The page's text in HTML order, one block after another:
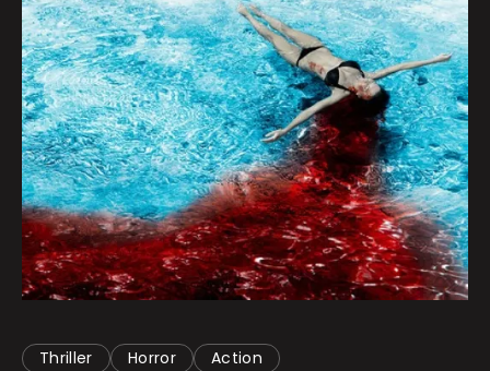
Thriller Horror Action